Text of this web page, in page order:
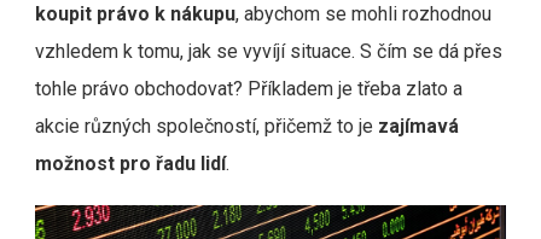
koupit právo k nákupu, abychom se mohli rozhodnou
vzhledem k tomu, jak se vyvíjí situace. S čím se dá přes
tohle právo obchodovat? Příkladem je třeba zlato a
akcie různých společností, přičemž to je zajímavá
možnost pro řadu lidí.